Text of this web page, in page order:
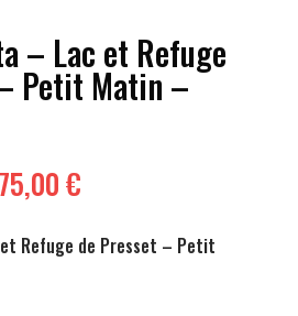
– Lac et Refuge
Petit Matin –
€Plage
prix :
Refuge de Presset – Petit